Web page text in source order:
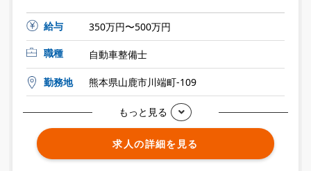
給与
350万円〜500万円
職種
自動車整備士
勤務地 熊本県山鹿市川端町-109
もっと見る
求人の詳細を見る